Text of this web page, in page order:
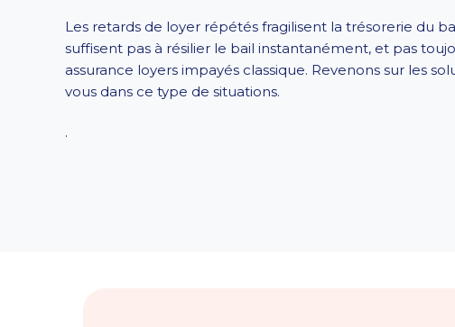
Les retards de loyer répétés fragilisent la trésorerie du
suffisent pas à résilier le bail instantanément, et pas
assurance loyers impayés classique. Revenons sur les
vous dans ce type de situations.
.